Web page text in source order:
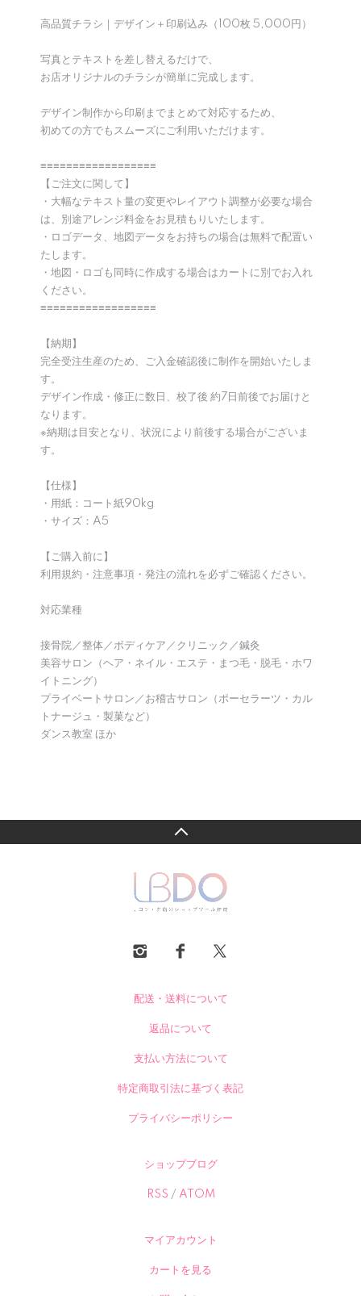
高品質チラシ｜デザイン＋印刷込み（100枚 5,000円）
写真とテキストを差し替えるだけで、
お店オリジナルのチラシが簡単に完成します。
デザイン制作から印刷までまとめて対応するため、
初めての方でもスムーズにご利用いただけます。
≡≡≡≡≡≡≡≡≡≡≡≡≡≡≡≡≡≡
【ご注文に関して】
・大幅なテキスト量の変更やレイアウト調整が必要な場合
は、別途アレンジ料金をお見積もりいたします。
・ロゴデータ、地図データをお持ちの場合は無料で配置い
たします。
・地図・ロゴも同時に作成する場合はカートに別でお入れ
ください。
≡≡≡≡≡≡≡≡≡≡≡≡≡≡≡≡≡≡
【納期】
完全受注生産のため、ご入金確認後に制作を開始いたしま
す。
デザイン作成・修正に数日、校了後 約7日前後でお届けと
なります。
※納期は目安となり、状況により前後する場合がございま
す。
【仕様】
・用紙：コート紙90kg
・サイズ：A5
【ご購入前に】
利用規約・注意事項・発注の流れを必ずご確認ください。
対応業種
接骨院／整体／ボディケア／クリニック／鍼灸
美容サロン（ヘア・ネイル・エステ・まつ毛・脱毛・ホワ
イトニング）
プライベートサロン／お稽古サロン（ポーセラーツ・カル
トナージュ・製菓など）
ダンス教室 ほか
配送・送料について
返品について
支払い方法について
特定商取引法に基づく表記
プライバシーポリシー
ショップブログ
RSS / ATOM
マイアカウント
カートを見る